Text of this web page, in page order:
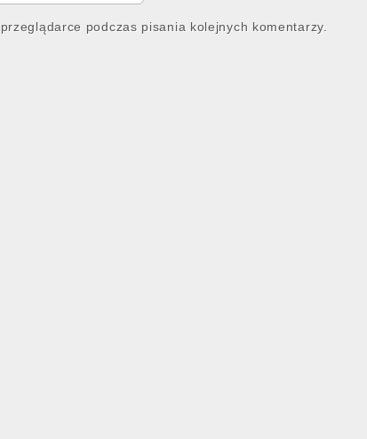
podczas pisania kolejnych komentarzy.